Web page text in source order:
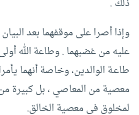
وإذا أصرا على موقفهما بعد
عليه من غضبهما . وطاعة الله
طاعـة الوالدين، وخاصة أنهما
معصية من المعاصي ، بل كبيرة من
لمخلوق في معصية الخالق.